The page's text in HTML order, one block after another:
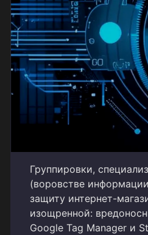
Группировки,
(воровстве
защиту интернет-
изощренной:
Google Tag Manager и